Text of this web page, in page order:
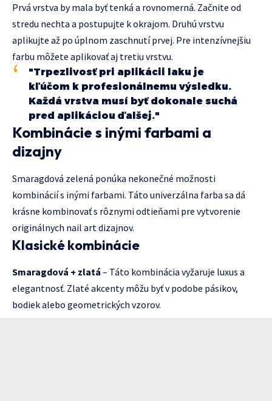
Prvá vrstva by mala byť tenká a rovnomerná. Začnite od
stredu nechta a postupujte k okrajom. Druhú vrstvu
aplikujte až po úplnom zaschnutí prvej. Pre intenzívnejšiu
farbu môžete aplikovať aj tretiu vrstvu.
"Trpezlivosť pri aplikácii laku je
kľúčom k profesionálnemu výsledku.
Každá vrstva musí byť dokonale suchá
pred aplikáciou ďalšej."
Kombinácie s inými farbami a
dizajny
Smaragdová zelená ponúka nekonečné možnosti
kombinácií s inými farbami. Táto univerzálna farba sa dá
krásne kombinovať s rôznymi odtieňami pre vytvorenie
originálnych nail art dizajnov.
Klasické kombinácie
Smaragdová + zlatá – Táto kombinácia vyžaruje luxus a
elegantnosť. Zlaté akcenty môžu byť v podobe pásikov,
bodiek alebo geometrických vzorov.